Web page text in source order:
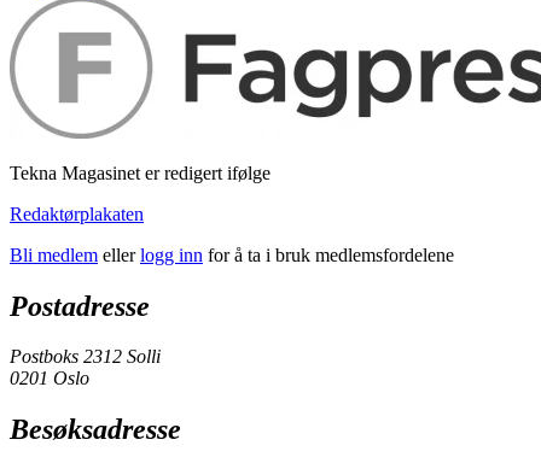
Tekna Magasinet er redigert ifølge
Redaktørplakaten
Bli medlem ellerlogg inn for å ta i bruk medlemsfordelene
Postadresse
Postboks 2312 Solli
0201 Oslo
Besøksadresse